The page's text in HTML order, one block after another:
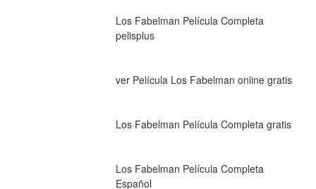
Los Fabelman Película Completa
pelisplus
ver Película Los Fabelman online gratis
Los Fabelman Película Completa gratis
Los Fabelman Película Completa
Español